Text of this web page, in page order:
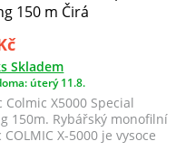
150 m Čirá
Skladem
úterý 11.8.
Colmic X5000 Special
150m. Rybářský monofilní
COLMIC X-5000 je vysoce